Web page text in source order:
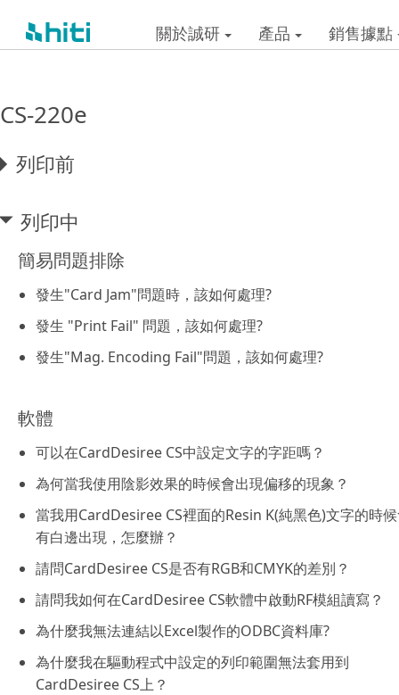
關於誠研 產品 銷售據點
CS-220e
列印前
列印中
簡易問題排除
發生"Card Jam"問題時，該如何處理?
發生 "Print Fail" 問題，該如何處理?
發生"Mag. Encoding Fail"問題，該如何處理?
軟體
可以在CardDesiree CS中設定文字的字距嗎？
為何當我使用陰影效果的時候會出現偏移的現象？
當我用CardDesiree CS裡面的Resin K(純黑色)文字的時
有白邊出現，怎麼辦？
請問CardDesiree CS是否有RGB和CMYK的差別？
請問我如何在CardDesiree CS軟體中啟動RF模組讀寫？
為什麼我無法連結以Excel製作的ODBC資料庫?
為什麼我在驅動程式中設定的列印範圍無法套用到
CardDesiree CS上？